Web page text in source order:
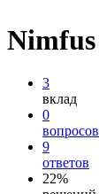
Nimfus
3
вклад
0
вопросов
9
ответов
22%